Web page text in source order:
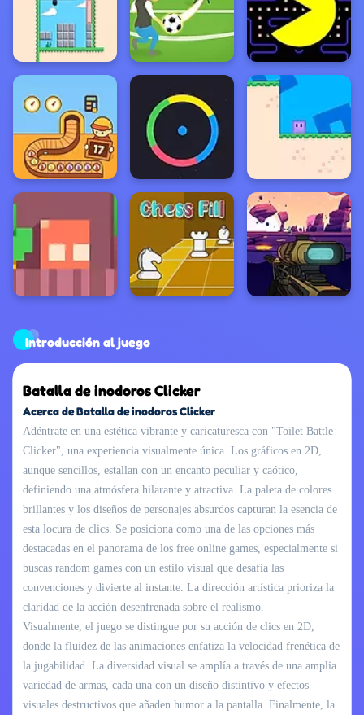
Introducción al juego
Batalla de inodoros Clicker
Acerca de Batalla de inodoros Clicker
Adéntrate en una estética vibrante y caricaturesca con "Toilet Battle
Clicker", una experiencia visualmente única. Los gráficos en 2D,
aunque sencillos, estallan con un encanto peculiar y caótico,
definiendo una atmósfera hilarante y atractiva. La paleta de colores
brillantes y los diseños de personajes absurdos capturan la esencia de
esta locura de clics. Se posiciona como una de las opciones más
destacadas en el panorama de los free online games, especialmente si
buscas random games con un estilo visual que desafía las
convenciones y divierte al instante. La dirección artística prioriza la
claridad de la acción desenfrenada sobre el realismo.
Visualmente, el juego se distingue por su acción de clics en 2D,
donde la fluidez de las animaciones enfatiza la velocidad frenética de
la jugabilidad. La diversidad visual se amplía a través de una amplia
variedad de armas, cada una con un diseño distintivo y efectos
visuales destructivos que añaden humor a la pantalla. Finalmente, la